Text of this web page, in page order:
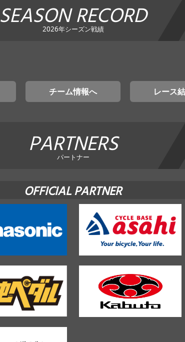
SEASON RECORD
2026年シーズン戦績
チーム情報へ レース
PARTNERS
パートナー
OFFICIAL PARTNER